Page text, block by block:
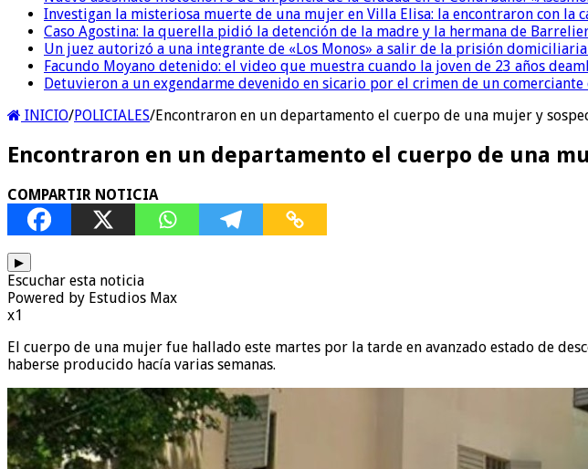
Investigan la misteriosa muerte de una mujer en Villa Elisa: la encontraron con la
Caso Agostina: la querella pidió la detención de la madre y la hermana de
Un juez autorizó a una integrante de «Los Monos» a salir de la prisión
Facundo Moyano detenido: el video que muestra cuando la joven de 23 años
Detuvieron a un exgendarme devenido en sicario por el crimen de un comerciante
INICIO/POLICIALES/Encontraron en un departamento el cuerpo de una mujer y
Encontraron en un departamento el cuerpo de una
COMPARTIR NOTICIA
▶
Escuchar esta noticia
Powered by Estudios Max
x1
El cuerpo de una mujer fue hallado este martes por la tarde en avanzado estado de
haberse producido hacía varias semanas.